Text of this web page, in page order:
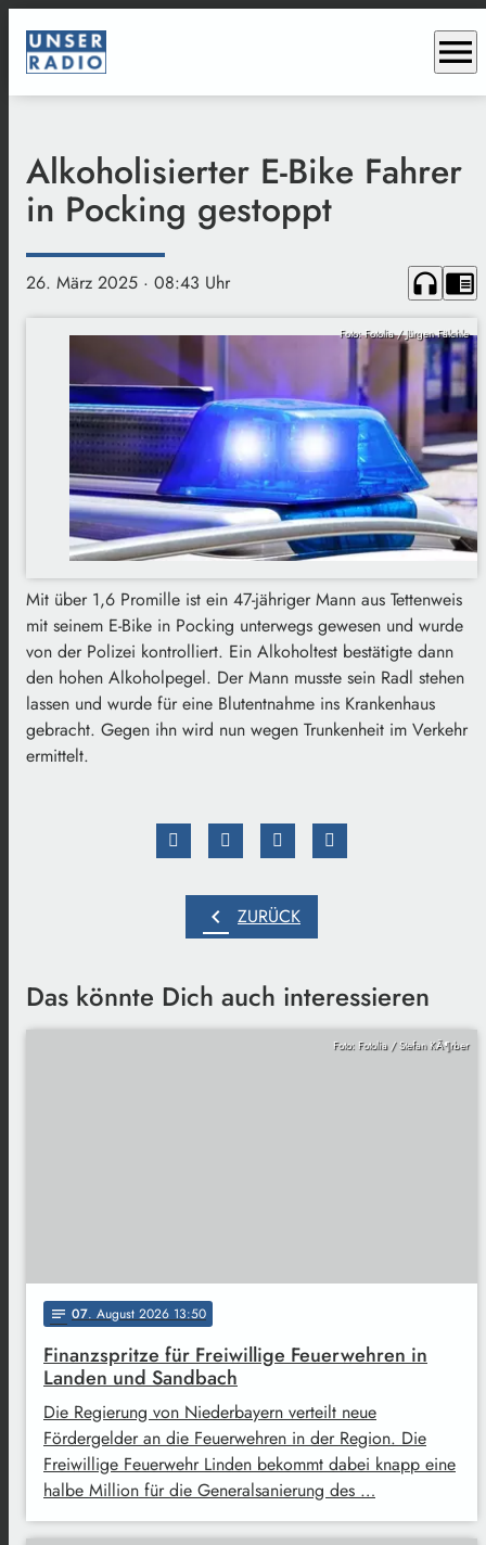
menu
Alkoholisierter E-Bike Fahrer
in Pocking gestoppt
26. März 2025 · 08:43 Uhr headphones chrome_reader_mode
Foto: Fotolia / Jürgen Fälchle
Mit über 1,6 Promille ist ein 47-jähriger Mann aus Tettenweis
mit seinem E-Bike in Pocking unterwegs gewesen und wurde
von der Polizei kontrolliert. Ein Alkoholtest bestätigte dann
den hohen Alkoholpegel. Der Mann musste sein Radl stehen
lassen und wurde für eine Blutentnahme ins Krankenhaus
gebracht. Gegen ihn wird nun wegen Trunkenheit im Verkehr
ermittelt.
chevron_left ZURÜCK
Das könnte Dich auch interessieren
Foto: Fotolia / Stefan KÃ¶rber
notes 07. August 2026 13:50
Finanzspritze für Freiwillige Feuerwehren in
Landen und Sandbach
Die Regierung von Niederbayern verteilt neue
Fördergelder an die Feuerwehren in der Region. Die
Freiwillige Feuerwehr Linden bekommt dabei knapp eine
halbe Million für die Generalsanierung des …